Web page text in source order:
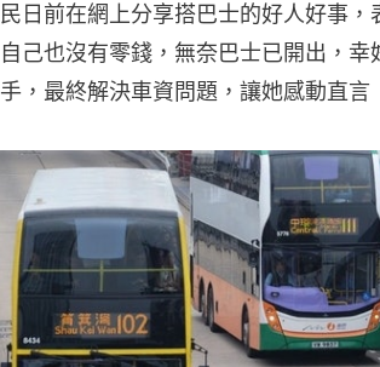
民日前在網上分享搭巴士的好人好事，
自己也沒有零錢，無奈巴士已開出，
手，最終解決車資問題，讓她感動直言